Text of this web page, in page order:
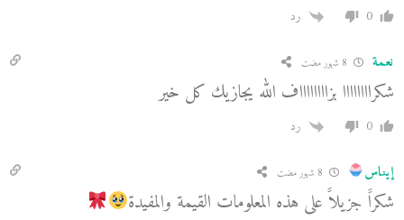
0 رد
نعمة
شكراااااااا بزااااااااف الله يجازيك كل خير
0 رد
إيناس
شكراََ جزيلاََ على هذه المعلومات القيمة والمفيدة